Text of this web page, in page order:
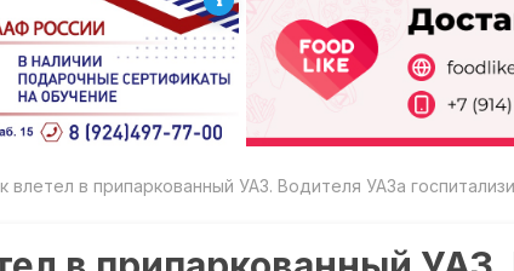
влетел в припаркованный УАЗ. Водителя УАЗа